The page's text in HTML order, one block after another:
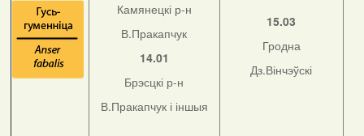
Камянецкі р-н
В.Пракапчук
14.01
Брэсцкі р-н
В.Пракапчук і іншыя
15.03
Гродна
Дз.Вінчэўскі